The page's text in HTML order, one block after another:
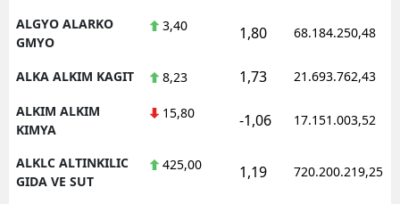
ALGYO ALARKO
GMYO
3,40 1,80 68.184.250,48
ALKA ALKIM KAGIT 8,23 1,73 21.693.762,43
ALKIM ALKIM
KIMYA
15,80 -1,06 17.151.003,52
ALKLC ALTINKILIC
GIDA VE SUT
425,00 1,19 720.200.219,25